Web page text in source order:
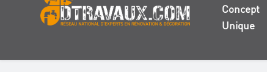
Concept
Unique